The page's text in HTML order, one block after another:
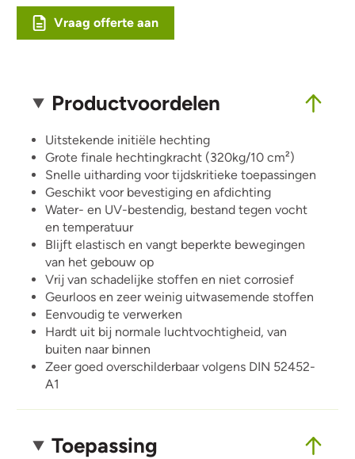
Vraag offerte aan
Productvoordelen
Uitstekende initiële hechting
Grote finale hechtingkracht (320kg/10 cm²)
Snelle uitharding voor tijdskritieke toepassingen
Geschikt voor bevestiging en afdichting
Water- en UV-bestendig, bestand tegen vocht
en temperatuur
Blijft elastisch en vangt beperkte bewegingen
van het gebouw op
Vrij van schadelijke stoffen en niet corrosief
Geurloos en zeer weinig uitwasemende stoffen
Eenvoudig te verwerken
Hardt uit bij normale luchtvochtigheid, van
buiten naar binnen
Zeer goed overschilderbaar volgens DIN 52452-
A1
Toepassing